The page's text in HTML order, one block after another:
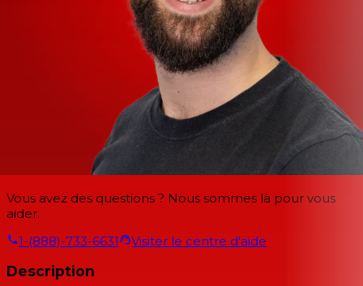
Vous avez des questions ? Nous sommes là pour vous
aider.
1-(888)-733-6631
Visiter le centre d'aide
Description